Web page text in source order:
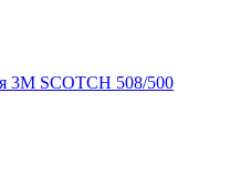
3M SCOTCH 508/500